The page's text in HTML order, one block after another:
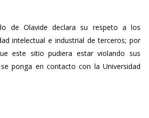
de Olavide declara su respeto a los
intelectual e industrial de terceros; por
este sitio pudiera estar violando sus
ponga en contacto con la Universidad